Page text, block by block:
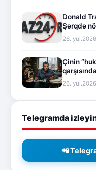
Donald
Şərqdə
Çinin
Telegramda
📲